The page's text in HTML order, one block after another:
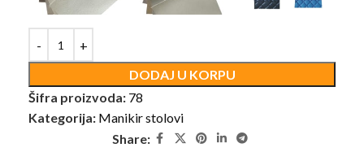
DODAJ U KORPU
Šifra proizvoda: 78
Kategorija: Manikir stolovi
Share: